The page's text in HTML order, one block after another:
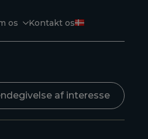
os Kontakt os
af interesse